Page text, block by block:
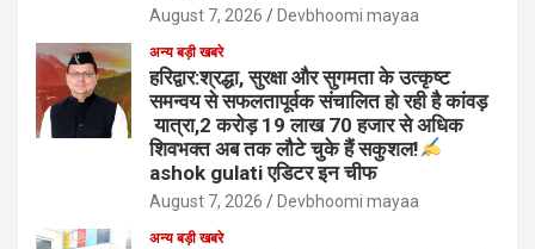
August 7, 2026 Devbhoomi mayaa
अन्य बड़ी खबरे
हरिद्वार:श्रद्धा, सुरक्षा और सुगमता के उत्कृष्ट
समन्वय से सफलतापूर्वक संचालित हो रही है कांवड़
यात्रा,2 करोड़ 19 लाख 70 हजार से अधिक
शिवभक्त अब तक लौटे चुके हैं सकुशल!
ashok gulati एडिटर इन चीफ
August 7, 2026 Devbhoomi mayaa
अन्य बड़ी खबरे